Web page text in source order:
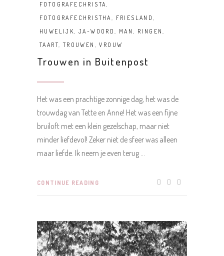
FOTOGRAFECHRISTA,
FOTOGRAFECHRISTHA, FRIESLAND,
HUWELIJK,JA-WOORD, MAN, RINGEN,
TAART, TROUWEN ,VROUW
Trouwen in Buitenpost
Het was een prachtige zonnige dag, het was de
trouwdag van Tette en Anne! Het was een fijne
bruiloft met een klein gezelschap, maar niet
minder liefdevol! Zeker niet de sfeer was alleen
maar liefde. Ik neem je even terug
CONTINUE READING